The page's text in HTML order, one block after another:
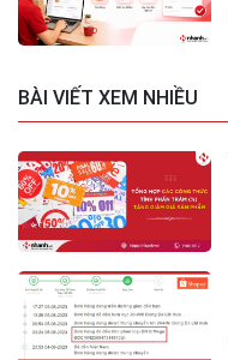
BÀI VIẾT XEM NHIỀU